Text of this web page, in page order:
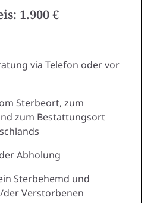
1.900 €
via Telefon oder vor
Sterbeort, zum
zum Bestattungsort
Abholung
Sterbehemd und
Verstorbenen